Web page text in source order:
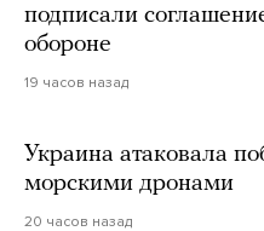
подписали
обороне
19 часов назад
Украина атаковала
морскими дронами
20 часов назад